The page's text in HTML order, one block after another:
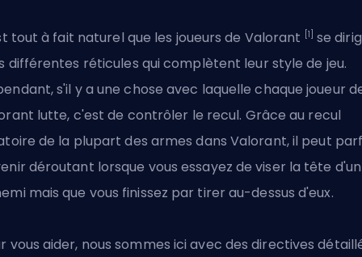
tout à fait naturel que les joueurs de Valorant [1] se
différentes réticules qui complètent leur style de jeu.
s'il y a une chose avec laquelle chaque joueur
lutte, c'est de contrôler le recul. Grâce au recul
de la plupart des armes dans Valorant, il peut
déroutant lorsque vous essayez de viser la tête d'un
mais que vous finissez par tirer au-dessus d'eux.
vous aider, nous sommes ici avec des directives